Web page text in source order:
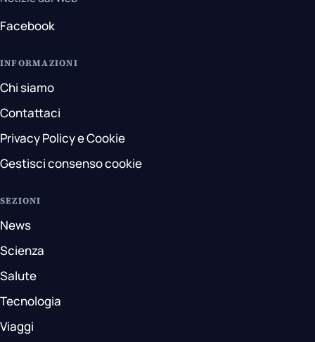
Facebook
INFORMAZIONI
Chi siamo
Contattaci
Privacy Policy e Cookie
Gestisci consenso cookie
SEZIONI
News
Scienza
Salute
Tecnologia
Viaggi